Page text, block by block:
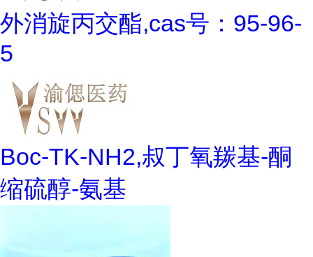
外消旋丙交酯,cas号：95-96-
5
Boc-TK-NH2,叔丁氧羰基-酮
缩硫醇-氨基